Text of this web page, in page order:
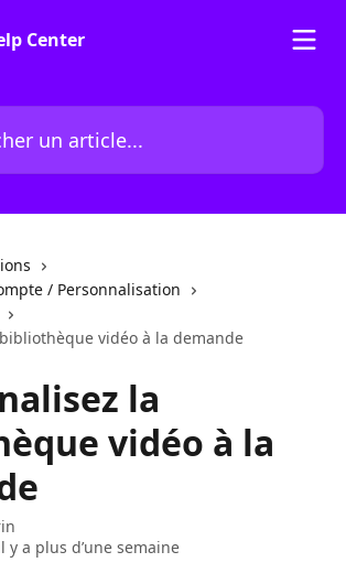
/ Personnalisation
vidéo à la demande
la
vidéo à la
y a plus d’une semaine